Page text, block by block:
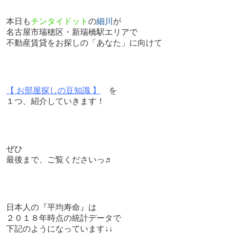
本日もチンタイドット の細川 が
名古屋市瑞穂区・新瑞橋駅エリアで
不動産賃貸をお探しの「あなた」に向けて
【 お部屋探しの豆知識 】
を
１つ、紹介していきます！
ぜひ
最後まで、ご覧くださいっ♬
日本人の『平均寿命』は
２０１８年時点の統計データで
下記のようになっています↓↓